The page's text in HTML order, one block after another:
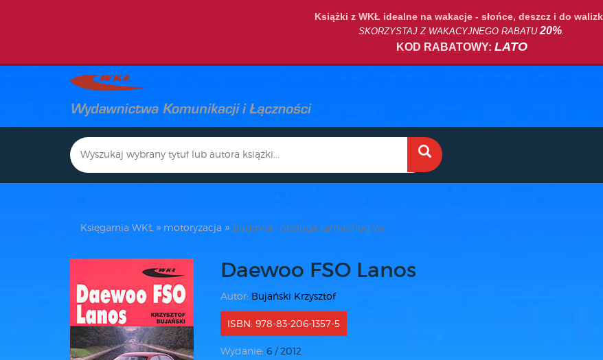
Książki z WKŁ idealne na wakacje - słońce, deszcz i do
SKORZYSTAJ Z WAKACYJNEGO RABATU20%.
KOD RABATOWY: LATO
Księgarnia WKŁ motoryzacja Budowa i obsługa samochodów
Daewoo FSO Lanos
Autor: Bujański Krzysztof
ISBN: 978-83-206-1357-5
Wydanie: 6 / 2012